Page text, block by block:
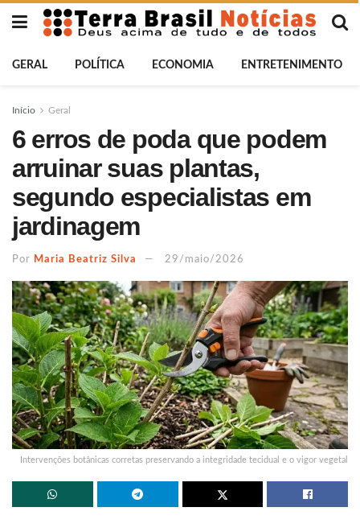
GERAL POLÍTICA ECONOMIA ENTRETENIMENTO
Início Geral
6 erros de poda que podem
arruinar suas plantas,
segundo especialistas em
jardinagem
Por Maria Beatriz Silva 29/maio/2026
Intervenções botânicas corretas preservando a integridade tecidual e o vigor vegetal